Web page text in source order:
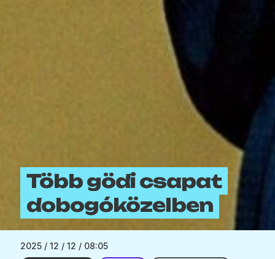
Több gödi csapat
dobogóközelben
2025 / 12 / 12 / 08:05